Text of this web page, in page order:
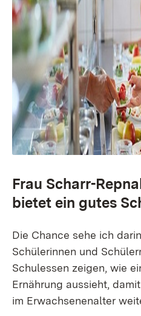
Frau Scharr-
bietet ein gutes
Die Chance sehe ich
Schülerinnen und
Schulessen zeigen, wie
Ernährung aussieht,
im Erwachsenenalter